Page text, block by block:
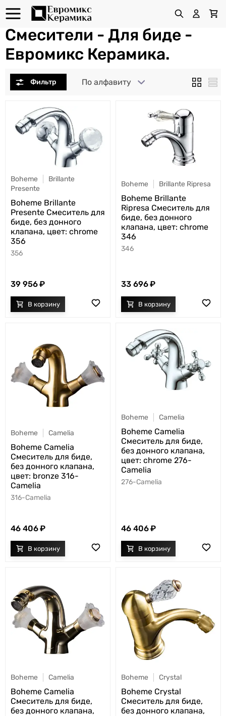
Смесители - Для биде -
Евромикс Керамика.
По алфавиту
Boheme
Brillante
Presente
Boheme Brillante
Presente Смеситель для
биде, без донного
клапана, цвет: chrome
356
356
39 956
Boheme Brillante Ripresa
Boheme Brillante
Ripresa Смеситель для
биде, без донного
клапана, цвет: chrome
346
346
33 696
Boheme Camelia
Boheme Camelia
Смеситель для биде,
без донного клапана,
цвет: bronze 316-
Camelia
316-Camelia
46 406
Boheme Camelia
Boheme Camelia
Смеситель для биде,
без донного клапана,
цвет: chrome 276-
Camelia
276-Camelia
46 406
Boheme Camelia
Boheme Camelia
Смеситель для биде,
без донного клапана,
Boheme Crystal
Boheme Crystal
Смеситель для биде,
без донного клапана,